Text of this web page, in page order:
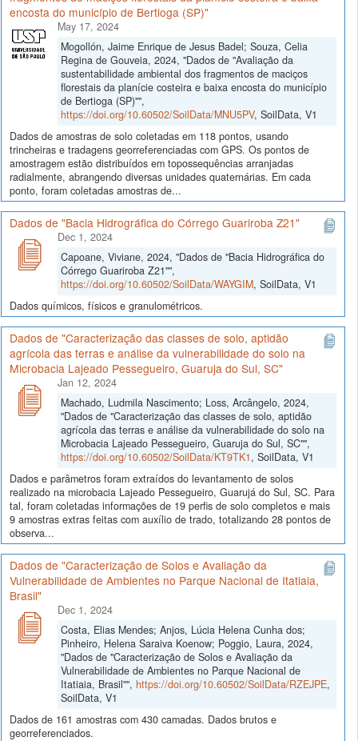
encosta do município de Bertioga (SP)"
May 17, 2024
Mogollón, Jaime Enrique de Jesus Badel; Souza, Celia
Regina de Gouveia, 2024, "Dados de "Avaliação da
sustentabilidade ambiental dos fragmentos de maciços
florestais da planície costeira e baixa encosta do município
de Bertioga (SP)"",
https://doi.org/10.60502/SoilData/MNU5PV, SoilData, V1
Dados de amostras de solo coletadas em 118 pontos, usando
trincheiras e tradagens georreferenciadas com GPS. Os pontos de
amostragem estão distribuídos em topossequências arranjadas
radialmente, abrangendo diversas unidades quaternárias. Em cada
ponto, foram coletadas amostras de...
Dados de "Bacia Hidrográfica do Córrego Guariroba Z21"
Dec 1, 2024
Capoane, Viviane, 2024, "Dados de "Bacia Hidrográfica do
Córrego Guariroba Z21"",
https://doi.org/10.60502/SoilData/WAYGIM, SoilData, V1
Dados químicos, físicos e granulométricos.
Dados de "Caracterização das classes de solo, aptidão
agrícola das terras e análise da vulnerabilidade do solo na
Microbacia Lajeado Pessegueiro, Guaruja do Sul, SC"
Jan 12, 2024
Machado, Ludmila Nascimento; Loss, Arcângelo, 2024,
"Dados de "Caracterização das classes de solo, aptidão
agrícola das terras e análise da vulnerabilidade do solo na
Microbacia Lajeado Pessegueiro, Guaruja do Sul, SC"",
https://doi.org/10.60502/SoilData/KT9TK1, SoilData, V1
Dados e parâmetros foram extraídos do levantamento de solos
realizado na microbacia Lajeado Pessegueiro, Guarujá do Sul, SC. Para
tal, foram coletadas informações de 19 perfis de solo completos e mais
9 amostras extras feitas com auxílio de trado, totalizando 28 pontos de
observa...
Dados de "Caracterização de Solos e Avaliação da
Vulnerabilidade de Ambientes no Parque Nacional de Itatiaia,
Brasil"
Dec 1, 2024
Costa, Elias Mendes; Anjos, Lúcia Helena Cunha dos;
Pinheiro, Helena Saraiva Koenow; Poggio, Laura, 2024,
"Dados de "Caracterização de Solos e Avaliação da
Vulnerabilidade de Ambientes no Parque Nacional de
Itatiaia, Brasil"", https://doi.org/10.60502/SoilData/RZEJPE,
SoilData, V1
Dados de 161 amostras com 430 camadas. Dados brutos e
georreferenciados.